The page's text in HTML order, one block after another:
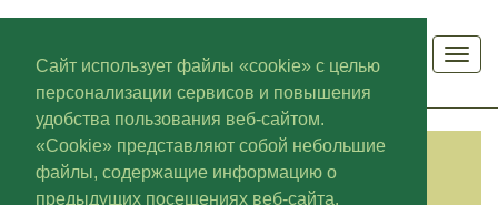
Сайт использует файлы «cookie» с целью
персонализации сервисов и повышения
удобства пользования веб-сайтом.
«Cookie» представляют собой небольшие
файлы, содержащие информацию о
предыдущих посещениях веб-сайта.
КАТЕГОРИИ